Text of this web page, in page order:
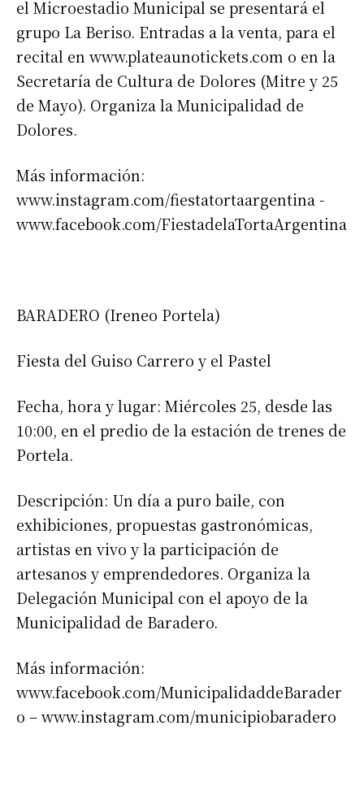
el Microestadio Municipal se presentará el
grupo La Beriso. Entradas a la venta, para el
recital en www.plateaunotickets.com o en la
Secretaría de Cultura de Dolores (Mitre y 25
de Mayo). Organiza la Municipalidad de
Dolores.
Más información:
www.instagram.com/fiestatortaargentina -
www.facebook.com/FiestadelaTortaArgentina
BARADERO (Ireneo Portela)
Fiesta del Guiso Carrero y el Pastel
Fecha, hora y lugar: Miércoles 25, desde las
10:00, en el predio de la estación de trenes de
Portela.
Descripción: Un día a puro baile, con
exhibiciones, propuestas gastronómicas,
artistas en vivo y la participación de
artesanos y emprendedores. Organiza la
Delegación Municipal con el apoyo de la
Municipalidad de Baradero.
Más información:
www.facebook.com/MunicipalidaddeBarader
o – www.instagram.com/municipiobaradero